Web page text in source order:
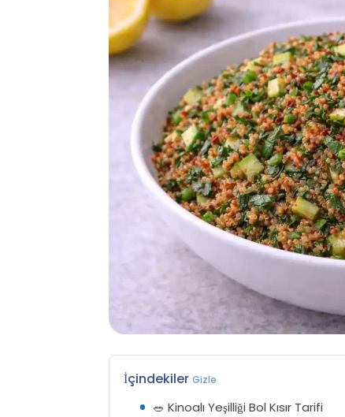
İçindekiler Gizle
🥗 Kinoalı Yeşilliği Bol Kısır Tarifi